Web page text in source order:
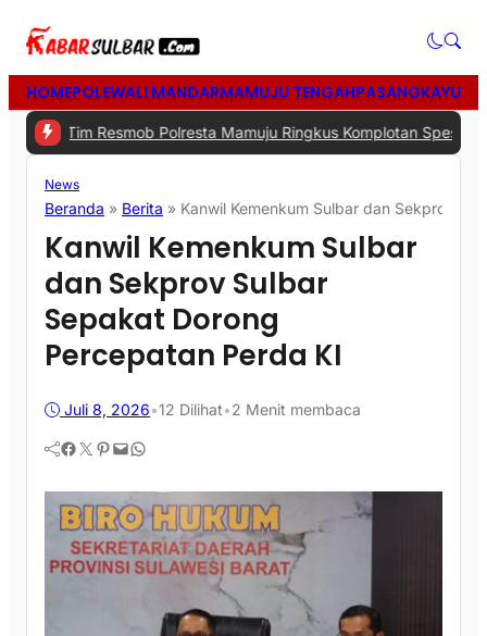
HOMEPOLEWALI MANDARMAMUJU TENGAHPASANGKAYU
Resmob Polresta Mamuju Ringkus Komplotan Spesialis Pencurian
News
Beranda » Berita » Kanwil Kemenkum Sulbar dan Sekprov
Kanwil Kemenkum Sulbar
dan Sekprov Sulbar
Sepakat Dorong
Percepatan Perda KI
Juli 8, 2026•12 Dilihat•2 Menit membaca
Facebook Twitter Pinterest Mail WhatsApp